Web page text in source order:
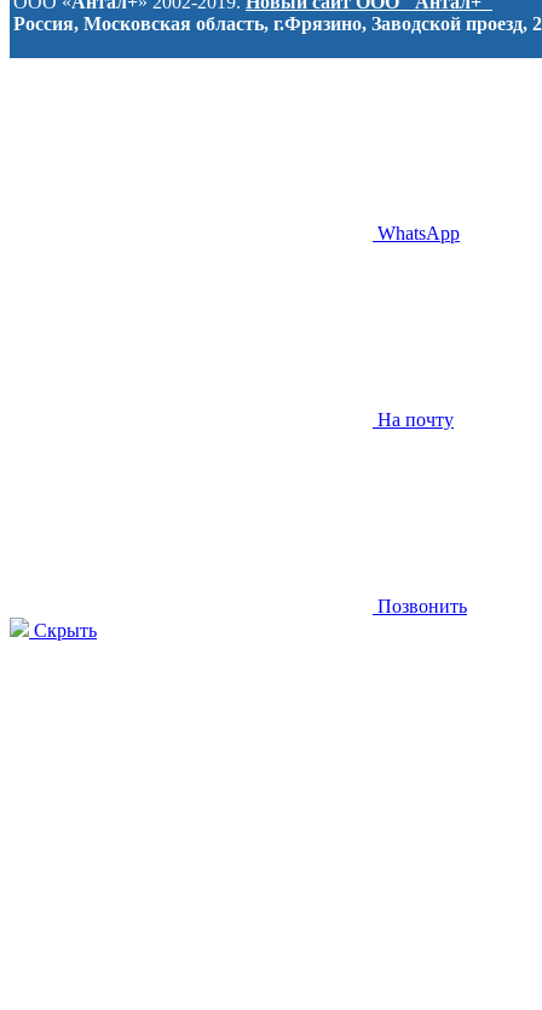
Россия, Московская область, г.Фрязино, Заводской проезд, 2
WhatsApp
На почту
Позвонить
Скрыть